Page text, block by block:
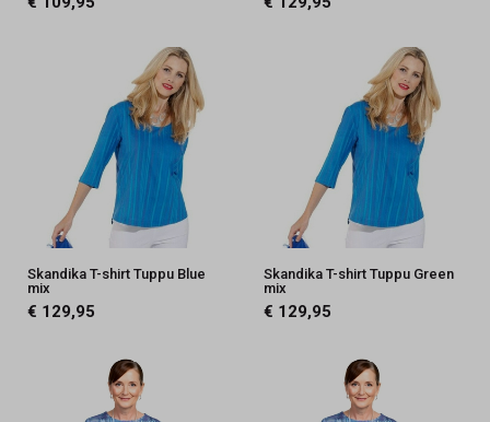
Skandika T-shirt Tuppu Blue
mix
€ 129,95
Skandika T-shirt Tuppu Green
mix
€ 129,95